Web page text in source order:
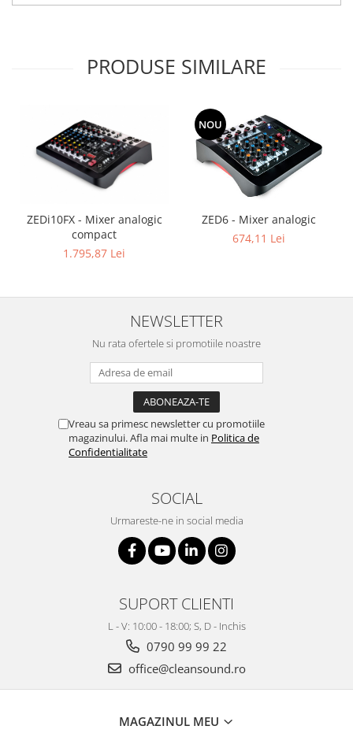
PRODUSE SIMILARE
ZEDi10FX - Mixer analogic
compact
1.795,87 Lei
NOU
ZED6 - Mixer analogic
674,11 Lei
NEWSLETTER
Nu rata ofertele si promotiile noastre
Vreau sa primesc newsletter cu promotiile
magazinului. Afla mai multe in Politica de
Confidentialitate
SOCIAL
Urmareste-ne in social media
SUPORT CLIENTI
L - V: 10:00 - 18:00; S, D - Inchis
0790 99 99 22
office@cleansound.ro
MAGAZINUL MEU